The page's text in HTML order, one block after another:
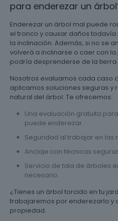
para enderezar un
Enderezar un árbol mal puede
el tronco y causar daños
la inclinación. Además, si no se
volverá a inclinarse o caer con
podría desprenderse de la tierra.
Nosotros evaluamos cada caso
aplicamos soluciones seguras y
natural del árbol. Te ofrecemos:
Una evaluación gratuita
puede enderezar.
Seguridad al trabajar en las
Anclaje con técnicas
Servicio de tala de árboles
necesario.
¿Tienes un árbol torcido en tu
trabajaremos por enderezarlo y
propiedad.